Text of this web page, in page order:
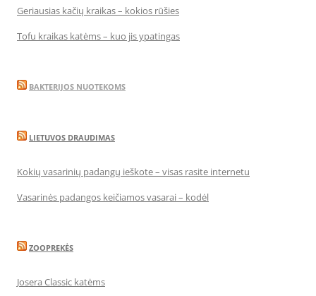
Geriausias kačių kraikas – kokios rūšies
Tofu kraikas katėms – kuo jis ypatingas
BAKTERIJOS NUOTEKOMS
LIETUVOS DRAUDIMAS
Kokių vasarinių padangų ieškote – visas rasite internetu
Vasarinės padangos keičiamos vasarai – kodėl
ZOOPREKĖS
Josera Classic katėms